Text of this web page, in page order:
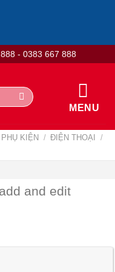
- 0383 667 888
MENU
KIỆN / ĐIỆN THOẠI
/
and edit